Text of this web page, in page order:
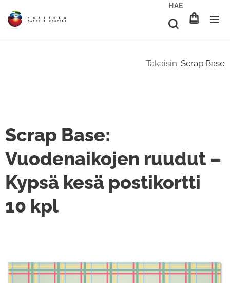
HAE
Takaisin: Scrap Base
Scrap Base:
Vuodenaikojen ruudut –
Kypsä kesä postikortti
10 kpl